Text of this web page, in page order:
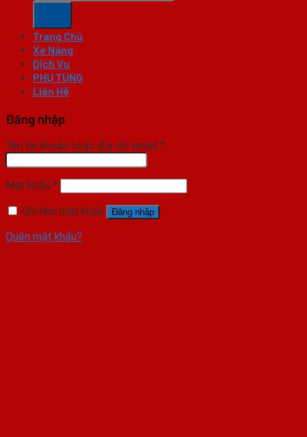
Trang Chủ
Xe Nâng
Dịch Vụ
PHỤ TÙNG
Liên Hệ
Đăng nhập
Tên tài khoản hoặc địa chỉ email *
Mật khẩu *
Ghi nhớ mật khẩu
Đăng nhập
Quên mật khẩu?